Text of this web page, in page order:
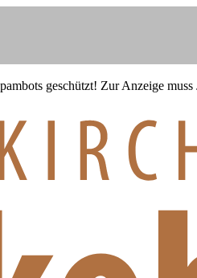
geschützt! Zur Anzeige muss